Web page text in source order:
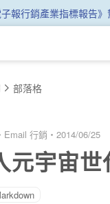
報行銷產業指標報告
部落格
Email 行銷 ・ 2014/06/25
元宇宙